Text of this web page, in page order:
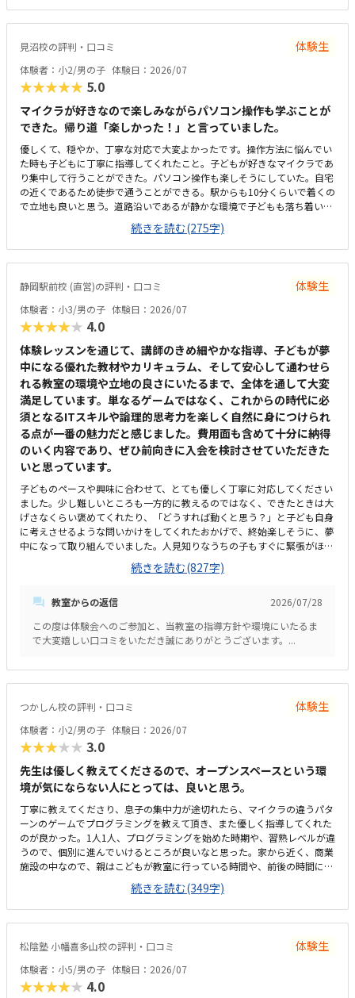
少し歩きましたが、そこまで距離は気になりませんでした。体験会場はお
しゃれなカフェの雰囲気で、落ち着いて過ごせる空間でした。清潔感があ
り、子どももリラックスして参加できていたと思います。内容を考えると
納得感はありましたが、普段通っている他の習い事と比較すると、やはり
少し高めには感じました。ただ、少人数でしっかり見てもらえる点や、実
際に手を動かして学べる内容には魅力を感じました。スタッフの方が終始
丁寧に対応してくださり、安心して体験に参加できました。教室として大
切にしている考え方や方針についてのお話にも共感できたのが印象的でし
た。子どもも途中で飽きることなく、最後まで楽しそうに取り組んでいま
見沼校の評判・口コミ 体験生
体験者：小2/男の子 体験日：2026/07
★★★★★ 5.0
マイクラが好きなので楽しみながらパソコン操作も学ぶことが
できた。帰り道「楽しかった！」と言っていました。
優しくて、穏やか、丁寧な対応で大変よかったです。操作方法に悩んでい
た時も子どもに丁寧に指導してくれたこと。子どもが好きなマイクラであ
り集中して行うことができた。パソコン操作も楽しそうにしていた。自宅
の近くであるため徒歩で通うことができる。駅からも10分くらいで着くの
で立地も良いと思う。道路沿いであるが静かな環境で子どもも落ち着いて
集中して授業を受けることができた。プログラミングは高いイメージです
が、月2回ということもあり、お手頃に通いやすい金額であると思った。
子どもが発言したことを肯定する姿勢で関わってくれたこと。先生が優し
くて穏やかであった。
続きを読む(275字)
静岡駅前校 (直営)の評判・口コミ 体験生
体験者：小3/男の子 体験日：2026/07
★★★★★ 4.0
体験レッスンを通じて、講師のきめ細やかな指導、子どもが夢
中になる優れた教材やカリキュラム、そして安心して通わせら
れる教室の環境や立地の良さにいたるまで、全体を通して大変
満足しています。単なるゲームではなく、これからの時代に必
須となるITスキルや論理的思考力を楽しく自然に身につけられ
る点が一番の魅力だと感じました。費用面も含めて十分に納得
のいく内容であり、ぜひ前向きに入会を検討させていただきた
いと思っています。
子どものペースや興味に合わせて、とても優しく丁寧に対応してください
ました。少し難しいところも一方的に教えるのではなく、できたときは大
げさなくらい褒めてくれたり、「どうすれば動くと思う？」と子ども自身
に考えさせるような問いかけをしてくれたおかげで、終始楽しそうに、夢
中になって取り組んでいました。人見知りなうちの子もすぐに緊張がほぐ
れ、安心して楽しく学べたと感じています。子どもが大好きなロブロック
スの世界を舞台にしているため、最初から最後まで高いモチベーションで
を通じて、自然とプログラミングの基礎や論理的思考力が学べるカリキュ
上にすぐに反映される仕組みも、子どもの「もっと作りたい」という意欲
をを引き出すのにぴったりだと思いました。最寄り駅から近く、大通りを
あるため、子ども一人でも安心して通わせられると感じました。また、レ
ッスンを待つ間や前後に買い物を済ませられるような便利な施設も近くに
あり、親にとっても非常に通いやすい環境だと思います。教室全体が明る
でした。他の生徒の皆さんも真剣かつ楽しそうにプログラミングに取り組
んでおり、良い刺激を受けられる空間だと感じました。パソコンや周辺機
とができました。専門的なプログラミングスキルや、子どもが夢中になっ
て学べる質の高いカリキュラム、手厚い個別サポートの体制を考えると、
非常に妥当で納得感のある料金設定だと感じました。安くはありません
が、単なる遊びではなく将来につながるITリテラシーや論理的思考力が身
につく投資として見れば、十分に見合った価値のある価格設定だと思いま
す。
続きを読む(827字)
教室からの返信
2026/07/28
この度は体験会へのご参加と、当教室の指導方針や環境にいたるま
で大変嬉しい口コミをいただき誠にありがとうございます。...
つかしん校の評判・口コミ 体験生
体験者：小2/男の子 体験日：2026/07
★★★★★ 3.0
先生は優しく教えてくださるので、オープンスペースという環
境が気にならない人にとっては、良いと思う。
丁寧に教えてくださり、息子の集中力が途切れたら、マイクラの違うパタ
ーンのゲームでプログラミングを教えて頂き、また優しく指導してくれた
のが良かった。1人1人、プログラミングを始めた時期や、習熟レベルが違
うので、個別に進んでいけるところが良いなと思った。家から近く、商業
施設の中なので、親はこどもが教室に行っている時間や、前後の時間にシ
ョッピングできるので、通いやすいと思った。オープンスペースなので、
あまり空調が行き届かず、また店内のBGMやアナウンスが聞こえるので、
少し集中しづらい環境だった。月2回の割には、少し高いと思ったが、プ
ログラミング教室は割と他の教室と比較しても妥当な金額だとは思う。高
学年になって、自分のペースで進めていけたり、わからない事があれば先
生にすぐ聞ける環境は良いなとおも。
続きを読む(349字)
松陰塾 小幡喜多山校の評判・口コミ 体験生
体験者：小5/男の子 体験日：2026/07
★★★★★ 4.0